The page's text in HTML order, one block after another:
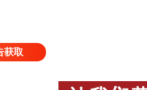
获取